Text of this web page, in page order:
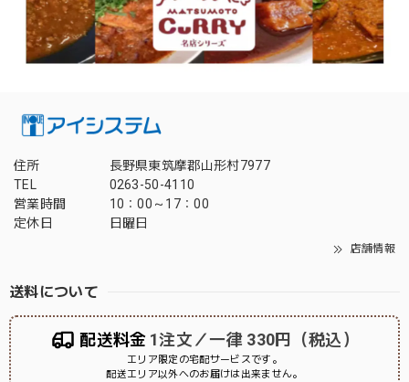
住所
長野県東筑摩郡山形村7977
TEL
0263-50-4110
営業時間
10：00～17：00
定休日
日曜日
店舗情報
送料について
配送料金 1注文／一律 330円（税込）
エリア限定の宅配サービスです。
配送エリア以外へのお届けは出来ません。